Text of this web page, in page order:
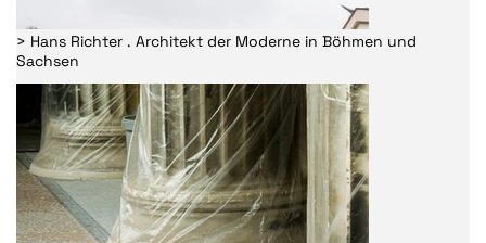
> Hans Richter . Architekt der Moderne in Böhmen und
Sachsen